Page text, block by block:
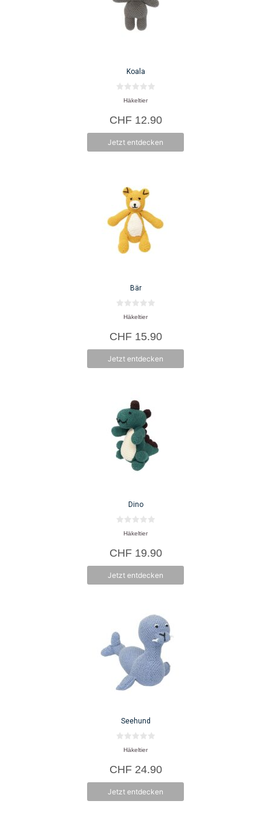
Koala
n
5
Häkeltier
CHF12.90
Jetzt entdecken
Bär
n
5
Häkeltier
CHF15.90
Jetzt entdecken
Dino
n
5
Häkeltier
CHF19.90
Jetzt entdecken
Seehund
n
5
Häkeltier
CHF24.90
Jetzt entdecken